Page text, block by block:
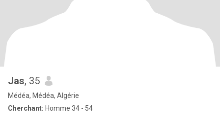
Jas, 35
Médéa, Médéa, Algérie
Cherchant: Homme 34 - 54